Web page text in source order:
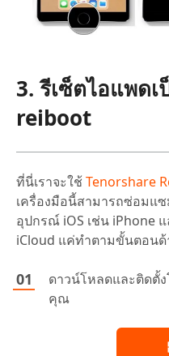
3. รีเซ็ตไอแพด
reiboot
ที่นี่เราจะใช้Tenorshare
เครื่องมือนี้สามารถซ่อมแ
อุปกรณ์ iOS เช่น iPhone
iCloud แค่ทำตามขั้นตอนด้
ดาวน์โหลดและติดตั้
คุณ